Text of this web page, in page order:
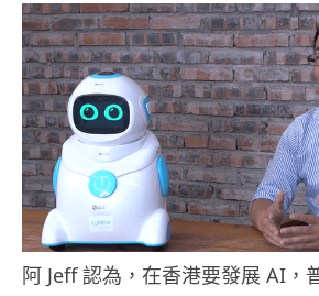
阿 Jeff 認為，在香港要發展 AI，